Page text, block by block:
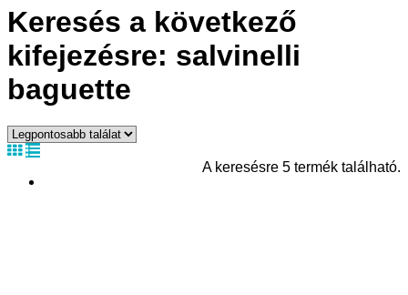
Keresés a következő
kifejezésre: salvinelli
baguette
A keresésre 5 termék található.